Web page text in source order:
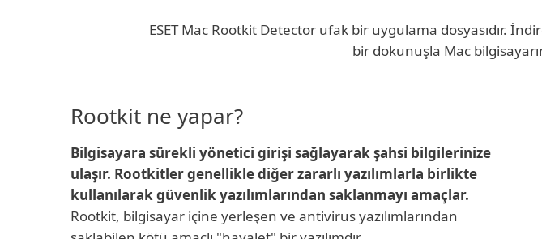
ESET Mac Rootkit Detector ufak bir uygulama dosyasıdır.
bir dokunuşla Mac
Rootkit ne yapar?
Bilgisayara sürekli yönetici girişi sağlayarak şahsi bilgilerinize
ulaşır. Rootkitler genellikle diğer zararlı yazılımlarla birlikte
kullanılarak güvenlik yazılımlarından saklanmayı amaçlar.
Rootkit, bilgisayar içine yerleşen ve antivirus yazılımlarından